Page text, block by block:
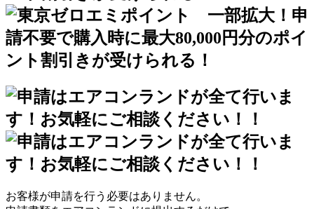
お客様が申請を行う必要はありません。